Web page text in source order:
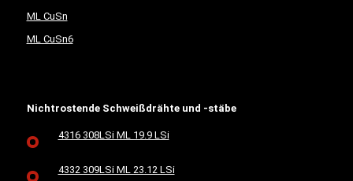
ML CuSn
ML CuSn6
Nichtrostende Schweißdrähte und -stäbe
4316 308LSi ML 19.9 LSi
4332 309LSi ML 23.12 LSi